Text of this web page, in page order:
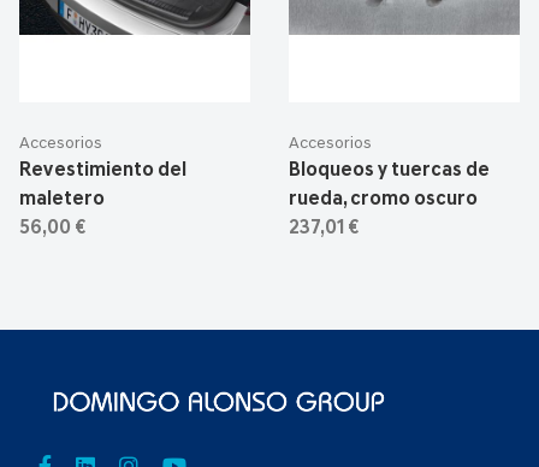
Accesorios
Revestimiento del
maletero
56,00 €
Accesorios
Bloqueos y tuercas de
rueda, cromo oscuro
237,01 €